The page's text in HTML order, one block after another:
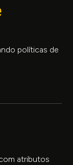
políticas de
atributos